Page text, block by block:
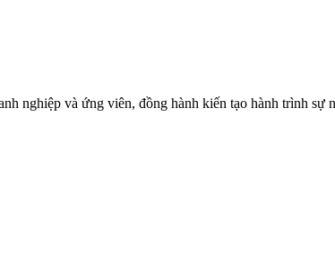
nghiệp và ứng viên, đồng hành kiến tạo hành trình sự